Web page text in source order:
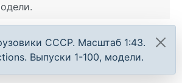
СССР. Масштаб 1:43.
Выпуски 1-100, модели.